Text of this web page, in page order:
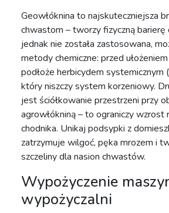
Geowłóknina to najskuteczniejsza
chwastom – tworzy fizyczną barierę
jednak nie została zastosowana,
metody chemiczne: przed
podłoże herbicydem systemicznym
który niszczy system korzeniowy.
jest ściółkowanie przestrzeni przy
agrowłókniną – to ograniczy wzrost
chodnika. Unikaj podsypki z
zatrzymuje wilgoć, pęka mrozem i
szczeliny dla nasion chwastów.
Wypożyczenie
wypożyczalni